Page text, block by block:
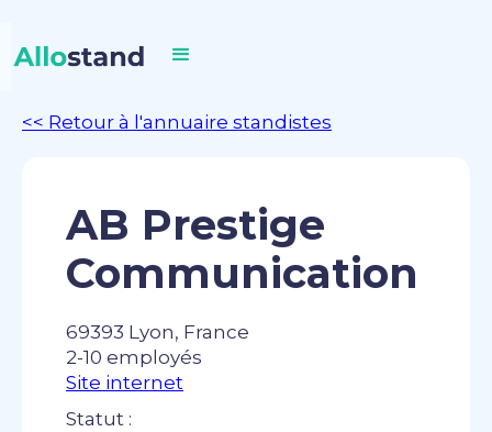
<< Retour à l'annuaire standistes
AB Prestige
Communication
69393 Lyon, France
2-10 employés
Site internet
Statut :